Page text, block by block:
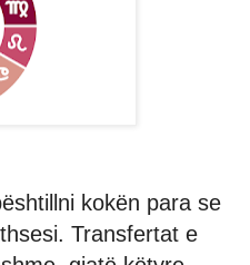
kokën para se
Transfertat e